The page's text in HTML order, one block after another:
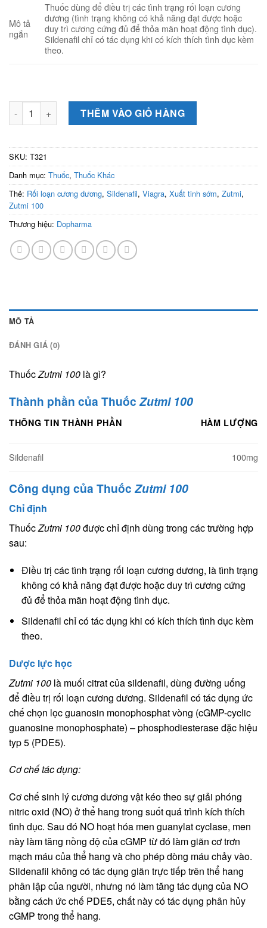
Mô tả
ngắn
Thuốc dùng để điều trị các tình trạng rối loạn cương
dương (tình trạng không có khả năng đạt được hoặc
duy trì cương cứng đủ để thỏa mãn hoạt động tình dục).
Sildenafil chỉ có tác dụng khi có kích thích tình dục kèm
theo.
Zutmi 100 (Hộp 1 vỉ x 4 viên) - Thuốc điều trị rối loạn cương
THÊM VÀO GIỎ HÀNG
SKU: T321
Danh mục: Thuốc, Thuốc Khác
Thẻ: Rối loạn cương dương, Sildenafil, Viagra, Xuất tinh sớm, Zutmi,
Zutmi 100
Thương hiệu: Dopharma
MÔ TẢ
ĐÁNH GIÁ (0)
ThuốcZutmi 100 là gì?
Thành phần của Thuốc Zutmi 100
THÔNG TIN THÀNH PHẦN HÀM LƯỢNG
Sildenafil 100mg
Công dụng của Thuốc Zutmi 100
Chỉ định
ThuốcZutmi 100được chỉ định dùng trong các trường hợp
sau:
Ðiều trị các tình trạng rối loạn cương dương, là tình trạng
không có khả năng đạt được hoặc duy trì cương cứng
đủ để thỏa mãn hoạt động tình dục.
Sildenafil chỉ có tác dụng khi có kích thích tình dục kèm
theo.
Dược lực học
Zutmi 100 là muối citrat của sildenafil, dùng đường uống
để điều trị rối loạn cương dương. Sildenafil có tác dụng ức
chế chọn lọc guanosin monophosphat vòng (cGMP-cyclic
guanosine monophosphate) – phosphodiesterase đặc hiệu
typ 5 (PDE5).
Cơ chế tác dụng:
Cơ chế sinh lý cương dương vật kéo theo sự giải phóng
nitric oxid (NO) ở thể hang trong suốt quá trình kích thích
tình dục. Sau đó NO hoạt hóa men guanylat cyclase, men
này làm tăng nồng độ của cGMP từ đó làm giãn cơ trơn
mạch máu của thể hang và cho phép dòng máu chảy vào.
Sildenafil không có tác dụng giãn trực tiếp trên thể hang
phân lập của người, nhưng nó làm tăng tác dụng của NO
bằng cách ức chế PDE5, chất này có tác dụng phân hủy
cGMP trong thể hang.